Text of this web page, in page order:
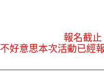
報名截止
不好意思本次活動已經